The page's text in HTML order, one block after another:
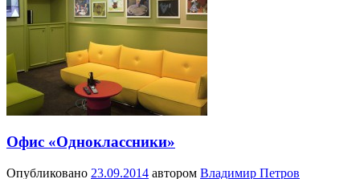
Офис «Одноклассники»
Опубликовано 23.09.2014 автором Владимир Петров